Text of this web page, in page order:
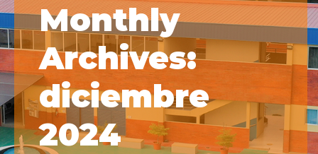
Monthly
Archives:
diciembre
2024